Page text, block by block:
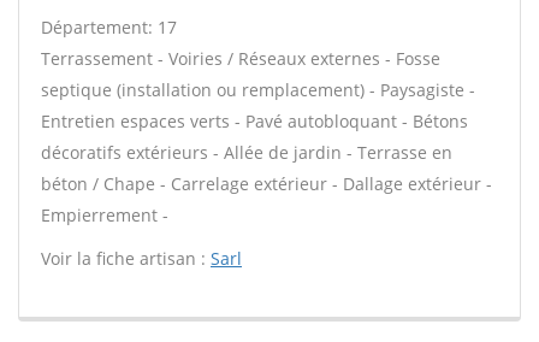
Département: 17
Terrassement - Voiries / Réseaux externes - Fosse
septique (installation ou remplacement) - Paysagiste -
Entretien espaces verts - Pavé autobloquant - Bétons
décoratifs extérieurs - Allée de jardin - Terrasse en
béton / Chape - Carrelage extérieur - Dallage extérieur -
Empierrement -
Voir la fiche artisan : Sarl